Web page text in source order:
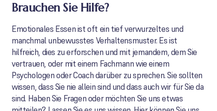
Brauchen Sie Hilfe?
Emotionales Essen ist oft ein tief verwurzeltes und
manchmal unbewusstes Verhaltensmuster. Es ist
hilfreich, dies zu erforschen und mit jemandem, dem Sie
vertrauen, oder mit einem Fachmann wie einem
Psychologen oder Coach darüber zu sprechen. Sie sollten
wissen, dass Sie nie allein sind und dass auch wir für Sie da
sind. Haben Sie Fragen oder möchten Sie uns etwas